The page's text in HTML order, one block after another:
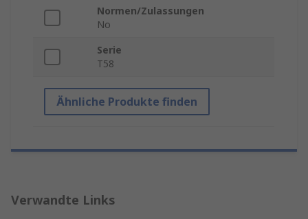
Normen/Zulassungen
No
Serie
T58
Ähnliche Produkte finden
Verwandte Links